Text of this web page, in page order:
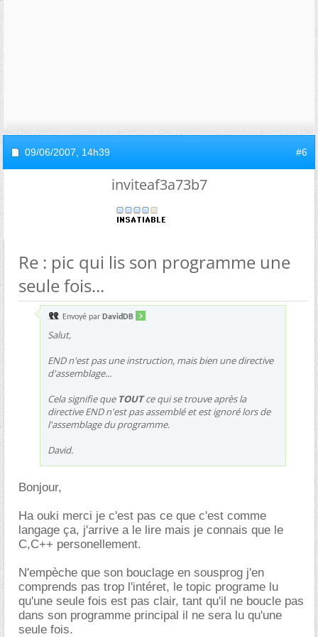
09/06/2007, 14h39 #6
inviteaf3a73b7
Re : pic qui lis son programme une
seule fois...
Envoyé par DavidDB
Salut,
END n'est pas une instruction, mais bien une directive
d'assemblage...
Cela signifie que TOUTce qui se trouve après la
directive END n'est pas assemblé et est ignoré lors de
l'assemblage du programme.
David.
Bonjour,
Ha ouki merci je c'est pas ce que c'est comme
langage ça, j'arrive a le lire mais je connais que le
C,C++ personellement.
N'empèche que son bouclage en sousprog j'en
comprends pas trop l'intéret, le topic programe lu
qu'une seule fois est pas clair, tant qu'il ne boucle pas
dans son programme principal il ne sera lu qu'une
seule fois.